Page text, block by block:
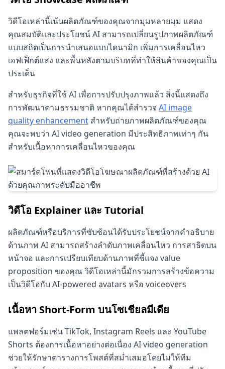
วิดีโอเหล่านี้เน้นผลิตภัณฑ์ของคุณจากมุมหลายมุม แสดง
คุณสมบัติและประโยชน์ AI สามารถเปลี่ยนรูปภาพผลิตภัณฑ์
แบบสถิตเป็นการนำเสนอแบบไดนามิก เพิ่มการเคลื่อนไหว
เอฟเฟ็กต์แสง และพื้นหลังตามบริบทที่ทำให้สินค้าของคุณเป็น
ประเด็น
สำหรับธุรกิจที่ใช้ AI เพื่อการปรับปรุงภาพแล้ว สิ่งนี้แสดงถึง
การพัฒนาตามธรรมชาติ หากคุณได้สำรวจ AI image
quality enhancement สำหรับถ่ายภาพผลิตภัณฑ์ของคุณ
คุณจะพบว่า AI video generation มีประสิทธิภาพเท่าๆ กัน
สำหรับเนื้อหาการเคลื่อนไหวของคุณ
วิดีโอ Explainer และ Tutorial
ผลิตภัณฑ์หรือบริการที่ซับซ้อนได้รับประโยชน์จากคำอธิบาย
ด้านภาพ AI สามารถสร้างลำดับภาพเคลื่อนไหว การสาธิตบน
หน้าจอ และการเปรียบเทียบด้านภาพที่ชี้แจง value
proposition ของคุณ วิดีโอเหล่านี้มักรวมการสร้างข้อความ
เป็นวิดีโอกับ AI-powered avatars หรือ voiceovers
เนื้อหา Short-Form บนโซเชียลมีเดีย
แพลตฟอร์มเช่น TikTok, Instagram Reels และ YouTube
Shorts ต้องการเนื้อหาอย่างต่อเนื่อง AI video generation
ช่วยให้รักษาตารางการโพสต์ที่สม่ำเสมอโดยไม่ให้ทีม